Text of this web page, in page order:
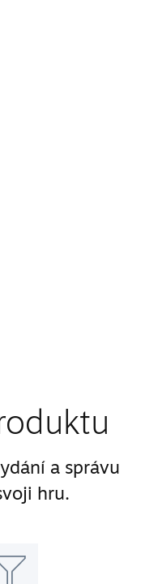
a správu
hru.